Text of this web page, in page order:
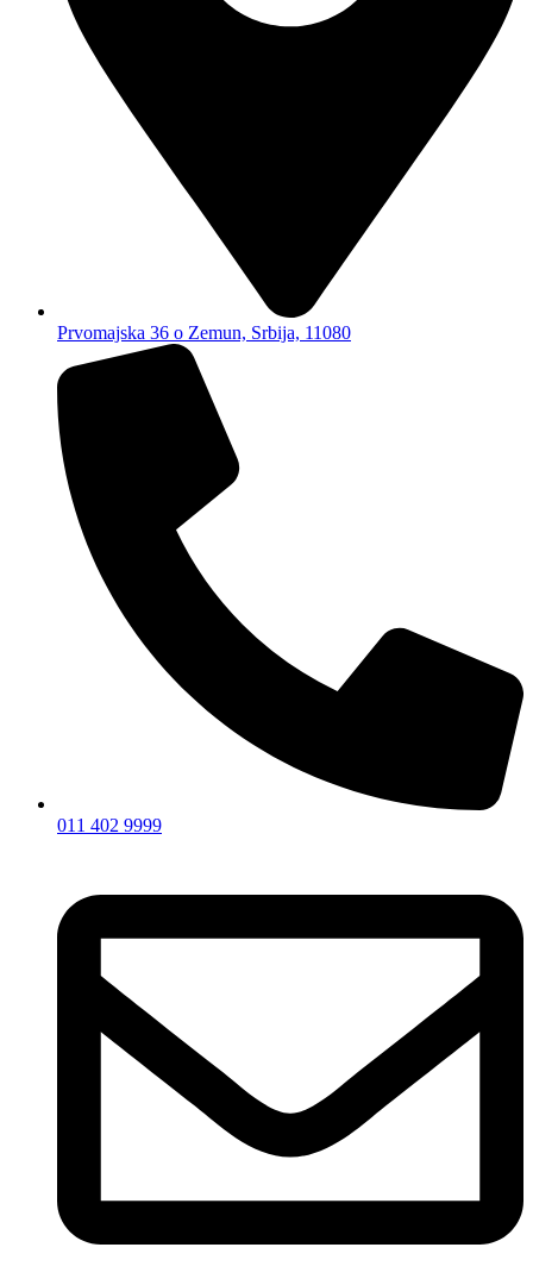
Prvomajska 36 o Zemun, Srbija, 11080
011 402 9999